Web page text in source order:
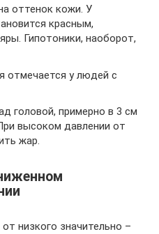
оттенок кожи. У
красным,
Гипотоники, наоборот,
отмечается у людей с
головой, примерно в 3 см
высоком давлении от
жар.
низкого значительно –